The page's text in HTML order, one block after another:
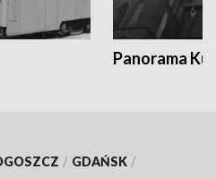
Panorama
/ GDAŃSK /